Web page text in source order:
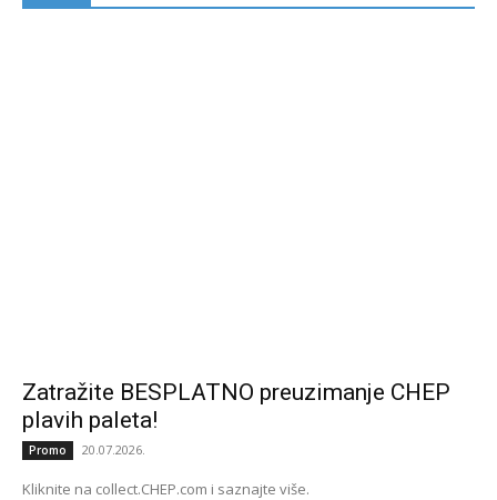
Zatražite BESPLATNO preuzimanje CHEP
plavih paleta!
Promo 20.07.2026.
Kliknite na collect.CHEP.com i saznajte više.